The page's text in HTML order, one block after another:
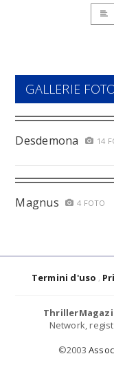
GALLERIE
Desdemona 14
Magnus 4 FOTO
Termini d'uso
Network,
©2003